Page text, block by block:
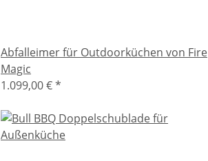
Abfalleimer für Outdoorküchen von Fire
Magic
1.099,00 €*